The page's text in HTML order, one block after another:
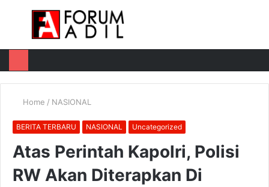
Menu
Home / NASIONAL
BERITA TERBARU NASIONAL Uncategorized
Atas Perintah Kapolri, Polisi
RW Akan Diterapkan Di